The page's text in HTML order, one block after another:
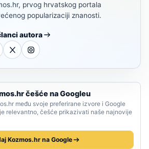
prvog hrvatskog portala
popularizaciji znanosti.
autora
češće na Googleu
među svoje preferirane izvore i Google
relevantno, češće prikazivati naše najnovije
Kozmos.hr na Google